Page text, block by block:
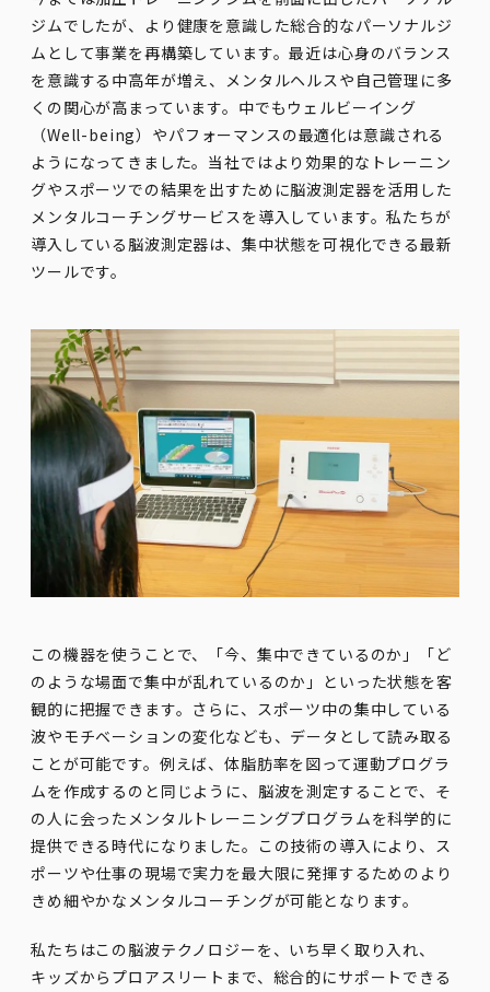
ジムでしたが、より健康を意識した総合的なパーソナルジ
ムとして事業を再構築しています。最近は心身のバランス
を意識する中高年が増え、メンタルヘルスや自己管理に多
くの関心が高まっています。中でもウェルビーイング
（Well-being）やパフォーマンスの最適化は意識される
ようになってきました。当社ではより効果的なトレーニン
グやスポーツでの結果を出すために脳波測定器を活用した
メンタルコーチングサービスを導入しています。私たちが
導入している脳波測定器は、集中状態を可視化できる最新
ツールです。
この機器を使うことで、「今、集中できているのか」「ど
のような場面で集中が乱れているのか」といった状態を客
観的に把握できます。さらに、スポーツ中の集中している
波やモチベーションの変化なども、データとして読み取る
ことが可能です。例えば、体脂肪率を図って運動プログラ
ムを作成するのと同じように、脳波を測定することで、そ
の人に会ったメンタルトレーニングプログラムを科学的に
提供できる時代になりました。この技術の導入により、ス
ポーツや仕事の現場で実力を最大限に発揮するためのより
きめ細やかなメンタルコーチングが可能となります。
私たちはこの脳波テクノロジーを、いち早く取り入れ、
キッズからプロアスリートまで、総合的にサポートできる